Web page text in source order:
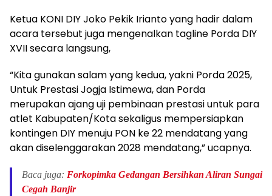
Ketua KONI DIY Joko Pekik Irianto yang hadir dalam
acara tersebut juga mengenalkan tagline Porda DIY
XVII secara langsung,
“Kita gunakan salam yang kedua, yakni Porda 2025,
Untuk Prestasi Jogja Istimewa, dan Porda
merupakan ajang uji pembinaan prestasi untuk para
atlet Kabupaten/Kota sekaligus mempersiapkan
kontingen DIY menuju PON ke 22 mendatang yang
akan diselenggarakan 2028 mendatang,” ucapnya.
Baca juga: Forkopimka Gedangan Bersihkan Aliran Sungai
Cegah Banjir